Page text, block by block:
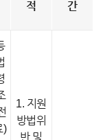
적
간
)
1. 지원
방법위
반 및